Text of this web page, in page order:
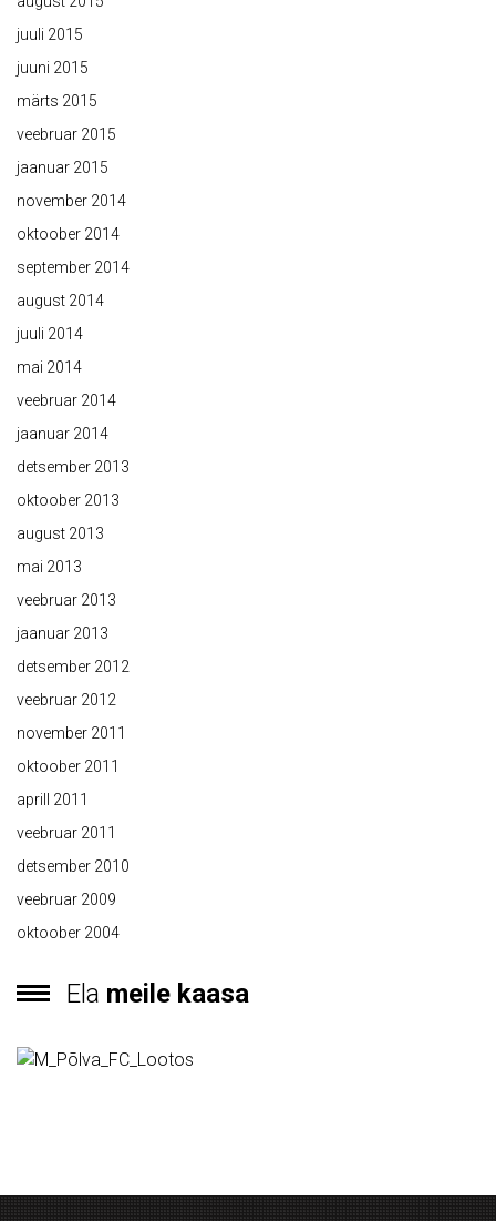
juuli 2015
juuni 2015
märts 2015
veebruar 2015
jaanuar 2015
november 2014
oktoober 2014
september 2014
august 2014
juuli 2014
mai 2014
veebruar 2014
jaanuar 2014
detsember 2013
oktoober 2013
august 2013
mai 2013
veebruar 2013
jaanuar 2013
detsember 2012
veebruar 2012
november 2011
oktoober 2011
aprill 2011
veebruar 2011
detsember 2010
veebruar 2009
oktoober 2004
Ela meile kaasa